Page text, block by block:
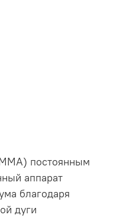
постоянным
аппарат
благодаря
дуги